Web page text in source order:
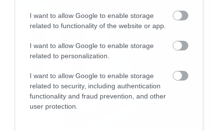
I want to allow Google to enable storage
related to functionality of the website or app.
I want to allow Google to enable storage
related to personalization.
I want to allow Google to enable storage
related to security, including authentication
functionality and fraud prevention, and other
user protection.